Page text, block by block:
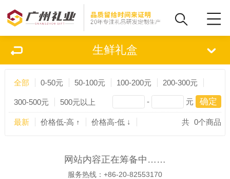
生鲜礼盒
全部 0-50元 50-100元 100-200元 200-300元
300-500元 500元以上 - 元
最新 价格低-高 ↑ 价格高-低 ↓ 共 0个商品
网站内容正在筹备中……
服务热线：+86-20-82553170